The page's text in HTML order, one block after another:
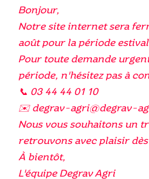
Bonjour,
Notre site internet sera
août pour la période
Pour toute demande
période, n'hésitez pas à
📞 03 44 44 01 10
✉️ degrav-agri@degrav-
Nous vous souhaitons un
retrouvons avec plaisir dès
À bientôt,
L'équipe Degrav Agri